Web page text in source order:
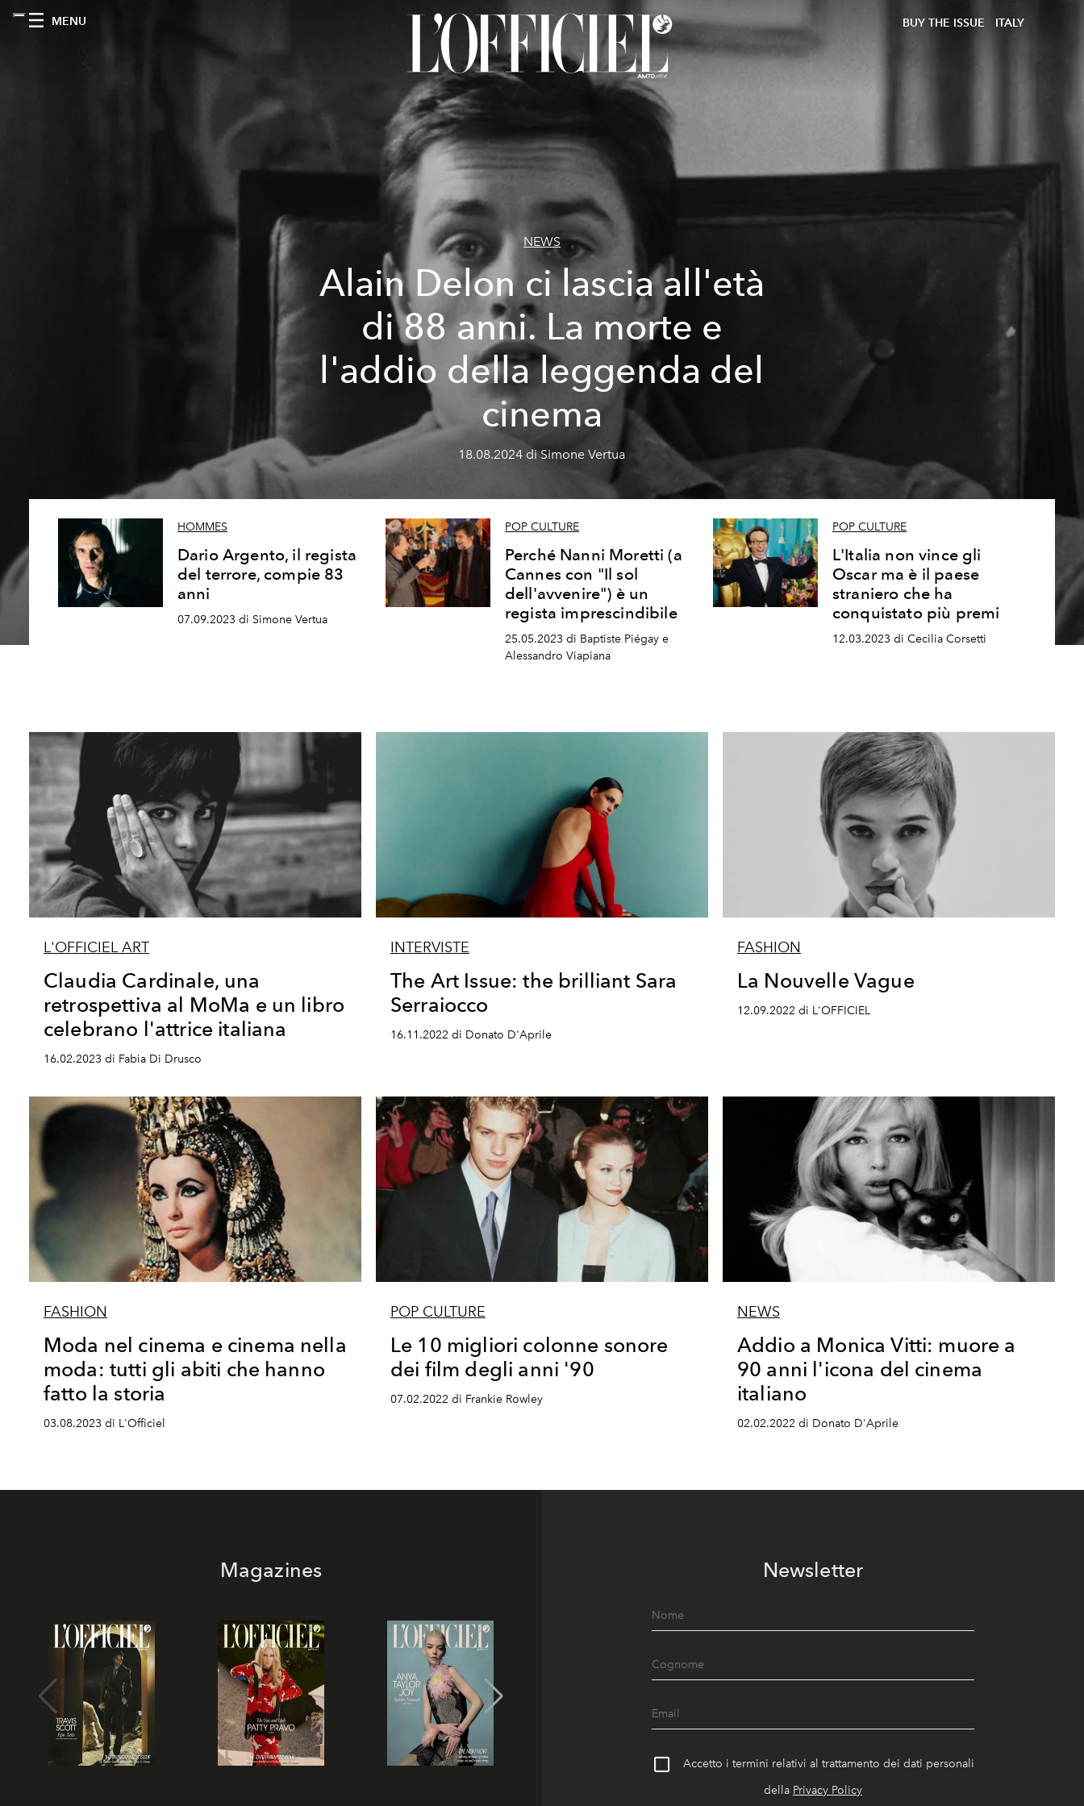
MENU BUY THE ISSUE ITALY
NEWS
Alain Delon ci lascia all'età
di 88 anni. La morte e
l'addio della leggenda del
cinema
18.08.2024 di Simone Vertua
HOMMES
Dario Argento, il regista
del terrore, compie 83
anni
07.09.2023 di Simone Vertua
POP CULTURE
Perché Nanni Moretti (a
Cannes con "Il sol
dell'avvenire") è un
regista imprescindibile
25.05.2023 di Baptiste Piégay e
Alessandro Viapiana
POP CULTURE
L'Italia non vince gli
Oscar ma è il paese
straniero che ha
conquistato più premi
12.03.2023 di Cecilia Corsetti
L'OFFICIEL ART
Claudia Cardinale, una
retrospettiva al MoMa e un libro
celebrano l'attrice italiana
16.02.2023 di Fabia Di Drusco
INTERVISTE
The Art Issue: the brilliant Sara
Serraiocco
16.11.2022 di Donato D'Aprile
FASHION
La Nouvelle Vague
12.09.2022 di L'OFFICIEL
FASHION
Moda nel cinema e cinema nella
moda: tutti gli abiti che hanno
fatto la storia
03.08.2023 di L'Officiel
POP CULTURE
Le 10 migliori colonne sonore
dei film degli anni '90
07.02.2022 di Frankie Rowley
NEWS
Addio a Monica Vitti: muore a
90 anni l'icona del cinema
italiano
02.02.2022 di Donato D'Aprile
Magazines Newsletter
Accetto i termini relativi al trattamento dei dati personali
della Privacy Policy